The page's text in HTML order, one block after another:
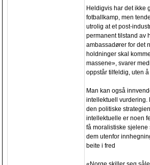
Heldigvis har det ikke
fotballkamp, men
utrolig at et post-
permanent tilstand av
ambassadører for det
holdninger skal
massene», svarer
oppstår tilfeldig, uten
Man kan også
intellektuell vurdering.
den politiske
intellektuelle er noen
få moralistiske sjelene
dem utenfor
beite i fred